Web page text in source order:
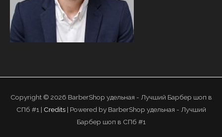
Copyright © 2026 BarberShop удельная - Лучший Барбер шоп в
СПб #1 | Credits| Powered by BarberShop удельная - Лучший
Барбер шоп в СПб #1